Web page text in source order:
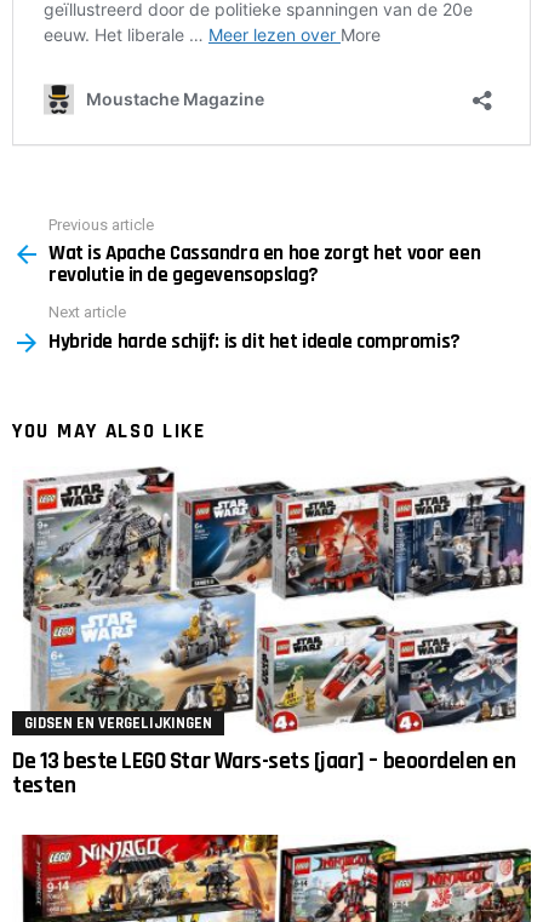
more
Previous article
Wat is Apache Cassandra en hoe zorgt het voor een
revolutie in de gegevensopslag?
Next article
Hybride harde schijf: is dit het ideale compromis?
YOU MAY ALSO LIKE
GIDSEN EN VERGELIJKINGEN
De 13 beste LEGO Star Wars-sets [jaar] – beoordelen en
testen